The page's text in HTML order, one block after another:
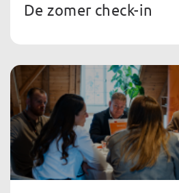
De zomer check-in